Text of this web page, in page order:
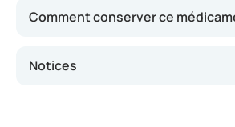
Comment conserver ce
Notices